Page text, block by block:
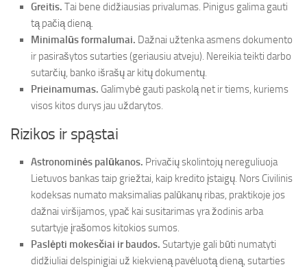
Greitis. Tai bene didžiausias privalumas. Pinigus galima gauti
tą pačią dieną.
Minimalūs formalumai. Dažnai užtenka asmens dokumento
ir pasirašytos sutarties (geriausiu atveju). Nereikia teikti darbo
sutarčių, banko išrašų ar kitų dokumentų.
Prieinamumas. Galimybė gauti paskolą net ir tiems, kuriems
visos kitos durys jau uždarytos.
Rizikos ir spąstai
Astronominės palūkanos. Privačių skolintojų nereguliuoja
Lietuvos bankas taip griežtai, kaip kredito įstaigų. Nors Civilinis
kodeksas numato maksimalias palūkanų ribas, praktikoje jos
dažnai viršijamos, ypač kai susitarimas yra žodinis arba
sutartyje įrašomos kitokios sumos.
Paslėpti mokesčiai ir baudos. Sutartyje gali būti numatyti
didžiuliai delspinigiai už kiekvieną pavėluotą dieną, sutarties